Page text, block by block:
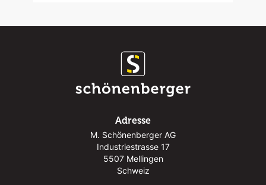
Adresse
M. Schönenberger AG
Industriestrasse 17
5507 Mellingen
Schweiz